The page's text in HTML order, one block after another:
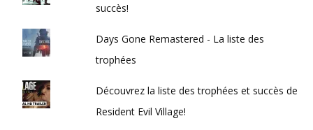
succès!
Days Gone Remastered - La liste des
trophées
Découvrez la liste des trophées et succès de
Resident Evil Village!